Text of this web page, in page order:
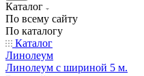
Каталог
По всему сайту
По каталогу
Каталог
Линолеум
Линолеум с шириной 5 м.